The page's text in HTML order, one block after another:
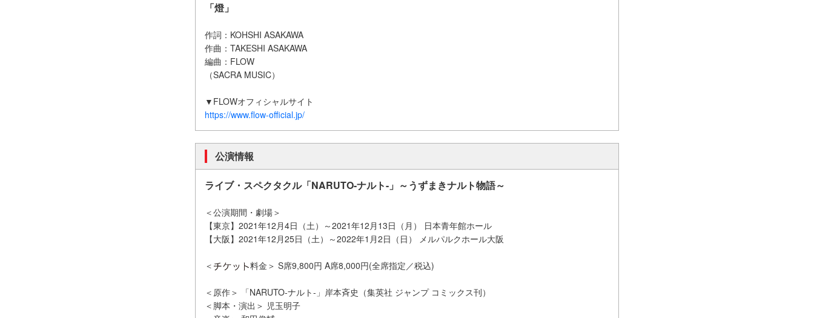
「燈」
作詞：KOHSHI ASAKAWA
作曲：TAKESHI ASAKAWA
編曲：FLOW
（SACRA MUSIC）
▼FLOWオフィシャルサイト
https://www.flow-official.jp/
公演情報
ライブ・スペクタクル「NARUTO-ナルト-」～うずまきナルト物語～
＜公演期間・劇場＞
【東京】2021年12月4日（土）～2021年12月13日（月） 日本青年館ホール
【大阪】2021年12月25日（土）～2022年1月2日（日） メルパルクホール大阪
＜ 料金＞ S席9,800円 A席8,000円(全席指定／税込)
＜原作＞ 「NARUTO-ナルト-」岸本斉史（集英社 ジャンプ コミックス刊）
＜脚本・演出＞ 児玉明子